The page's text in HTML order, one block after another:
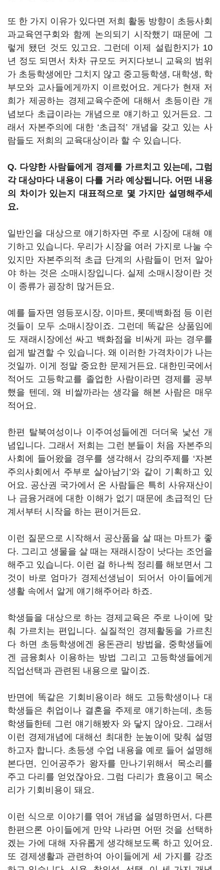
또 한 가지 이유가 있다면 저희 활동 방향이 초등사회
과교육연구회와 함께 논의되기 시작했기 때문에 그
렇게 됐던 것도 있고요. 그런데 이제 설립한지가 10
년 정도 되면서 차차 규모도 커지다보니 교육의 범위
가 초등학생에만 그치지 않고 중고등학생, 대학생, 학
부모와 교사들에게까지 이르렀어요. 게다가 현재 저
희가 제공하는 경제교육수준에 대해서 초등이란 개
념보다 초급이라는 개념으로 얘기하고 있거든요. 그
래서 자본주의에 대한 ‘초급적’ 개념을 갖고 있는 사
람들도 저희의 교육대상이라 할 수 있습니다.
Q. 다양한 사람들에게 경제를 가르치고 있는데, 그럼
각 대상마다 내용이 다를 거라 예상됩니다. 어떤 내용
의 차이가 있는지 대표적으로 몇 가지만 설명해주세
요.
일반인을 대상으로 얘기하자면 주로 시장에 대해 얘
기하고 있습니다. 우리가 시장을 여러 가지로 나눌 수
있지만 자본주의적 초급 단계의 사람들이 먼저 알아
야 하는 것은 소매시장입니다. 실제 소매시장이란 것
이 종류가 굉장히 많거든요.
예를 들자면 영등포시장, 이마트, 롯데백화점 등 이런
것들이 모두 소매시장이죠. 그런데 똑같은 상품임에
도 재래시장에선 싸고 백화점을 비싸게 파는 경우를
쉽게 발견할 수 있습니다. 왜 이러한 가격차이가 나는
것일까. 이게 정말 중요한 문제거든요. 대한민국에서
적어도 고등학교를 졸업한 사람이라면 경제를 공부
했을 텐데, 왜 비쌀까라는 생각을 해본 사람은 매우
적어요.
한편 탈북여성이나 이주여성들에겐 더더욱 낯선 개
념입니다. 그래서 저희는 그런 분들이 처음 자본주의
사회에 들어왔을 경우를 생각해서 강의주제를 ‘자본
주의사회에서 주부로 살아남기’와 같이 기획하고 있
어요. 공산권 국가에서 온 사람들은 특히 사유재산이
나 금융거래에 대한 이해가 없기 때문에 초급적인 단
계서부터 시작을 하는 편이거든요.
이런 질문으로 시작해서 공산품을 살 때는 마트가 좋
다. 그리고 생물을 살 때는 재래시장이 낫다는 조언을
해주고 있습니다. 이런 걸 하나씩 정리를 해보면서 그
것이 바로 엄마가 경제선생님이 되어서 아이들에게
생활 속에서 알게 얘기해주어라 하죠.
학생들을 대상으로 하는 경제교육은 주로 나이에 맞
춰 가르치는 편입니다. 실질적인 경제활동을 가르친
다 하면 초등학생에겐 용돈관리 방법을, 중학생들에
겐 금융회사 이용하는 방법 그리고 고등학생들에게
직업선택과 관련된 내용으로 말이죠.
반면에 똑같은 기회비용이라 해도 고등학생이나 대
학생들은 취업이나 결혼을 주제로 얘기하는데, 초등
학생들한테 그런 얘기해봤자 와 닿지 않아요. 그래서
이런 경제개념에 대해선 최대한 눈높이에 맞춰 설명
하고자 합니다. 초등생 수업 내용을 예로 들어 설명해
본다면, 인어공주가 왕자를 만나기위해서 목소리를
주고 다리를 얻었잖아요. 그럼 다리가 효용이고 목소
리가 기회비용이 돼요.
이런 식으로 이야기를 엮어 개념을 설명하면서, 다른
한편으론 아이들에게 만약 나라면 어떤 것을 선택하
겠는 가에 대해 자유롭게 생각해보도록 하고 있어요.
또 경제생활과 관련하여 아이들에게 세 가지를 강조